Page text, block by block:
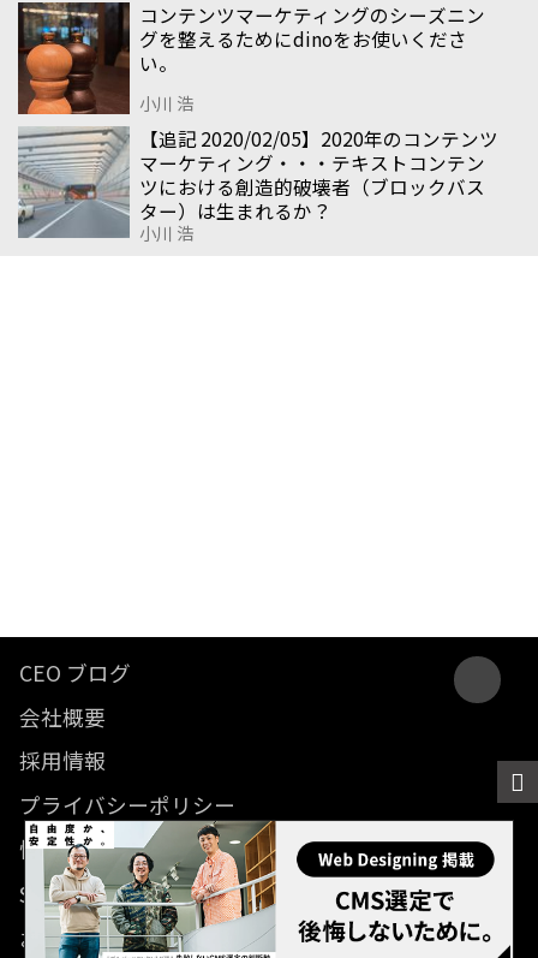
コンテンツマーケティングのシーズニン
グを整えるためにdinoをお使いくださ
い。
小川 浩
【追記 2020/02/05】2020年のコンテンツ
マーケティング・・・テキストコンテン
ツにおける創造的破壊者（ブロックバス
ター）は生まれるか？
小川 浩
CEO ブログ
会社概要
採用情報
プライバシーポリシー
情報セキュリティ方針
SDGsに関する取り組み
お問い合わせ